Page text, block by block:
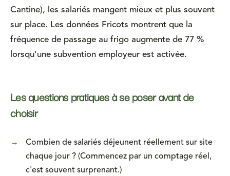
Cantine), les salariés mangent mieux et plus souvent
sur place. Les données Fricots montrent que la
fréquence de passage au frigo augmente de 77 %
lorsqu'une subvention employeur est activée.
Les questions pratiques à se poser avant de
choisir
→
Combien de salariés déjeunent réellement sur site
chaque jour ? (Commencez par un comptage réel,
c'est souvent surprenant.)